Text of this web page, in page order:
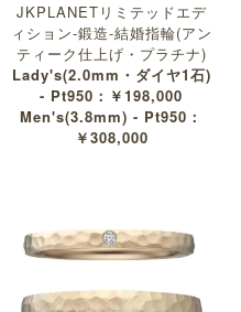
JKPLANETリミテッドエデ
ィション-鍛造-結婚指輪(アン
ティーク仕上げ・プラチナ)
Lady's(2.0mm・ダイヤ1石)
- Pt950：￥198,000
Men's(3.8mm) - Pt950：
￥308,000